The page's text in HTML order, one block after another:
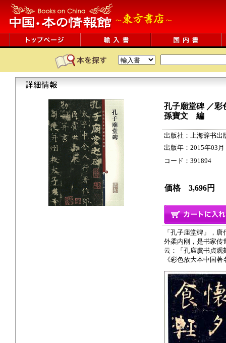
孔子廟堂碑 ／彩
孫寶文 編
出版社：上海辞书出
出版年：2015年03月
コード：391894
価格 3,696円
「孔子庙堂碑」，
外柔内刚，是书家传
云：「孔庙虞书贞观
《彩色放大本中国